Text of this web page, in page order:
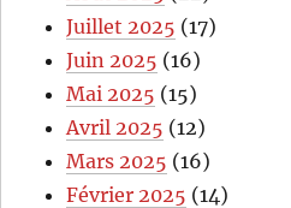
Juillet 2025 (17)
Juin 2025 (16)
Mai 2025 (15)
Avril 2025 (12)
Mars 2025 (16)
Février 2025 (14)